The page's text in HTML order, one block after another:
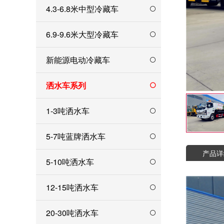
4.3-6.8米中型冷藏车
6.9-9.6米大型冷藏车
新能源电动冷藏车
洒水车系列
1-3吨洒水车
5-7吨蓝牌洒水车
5-10吨洒水车
12-15吨洒水车
20-30吨洒水车
产品